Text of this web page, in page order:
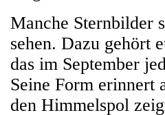
Manche Sternbilder
sehen. Dazu gehört
das im September
Seine Form erinnert
den Himmelspol